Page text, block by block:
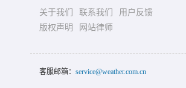
关于我们 联系我们
用户反馈
版权声明
网站律师
客服邮箱： service@weather.com.cn